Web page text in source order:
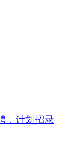
，计划招录